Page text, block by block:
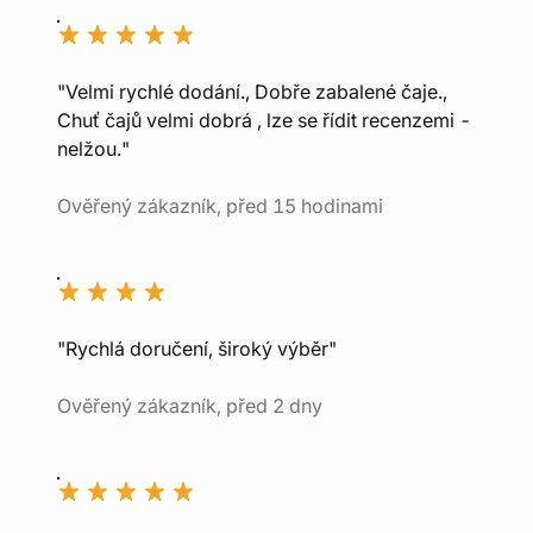
"Velmi rychlé dodání., Dobře zabalené čaje.,
Chuť čajů velmi dobrá , lze se řídit recenzemi -
nelžou."
Ověřený zákazník, před 15 hodinami
"Rychlá doručení, široký výběr"
Ověřený zákazník, před 2 dny